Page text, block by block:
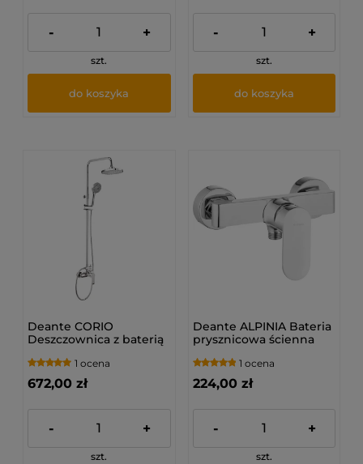
- +
szt.
do koszyka
- +
szt.
do koszyka
Deante CORIO
Deszczownica z baterią
1 ocena
672,00 zł
- +
szt.
Deante ALPINIA Bateria
prysznicowa ścienna
1 ocena
224,00 zł
- +
szt.